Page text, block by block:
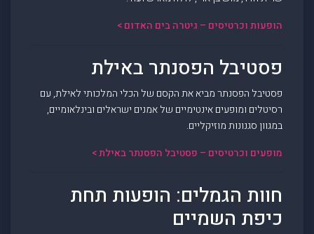
הופעות וכרטיסים – גיטרה בים האדום >
פסטיבל הפסנתר באילת
פסטיבל הפסנתר מביא את הקסם של הכלי המלכותי לאילת, עם
רסיטלים ומופעים אינטימיים של אמנים ישראלים ובינלאומיים,
במגוון סגנונות מוזיקליים.
מופעים וכרטיסים – פסטיבל הפסנתר באילת >
חוות הגמלים: הופעות תחת
כיפת השמיים